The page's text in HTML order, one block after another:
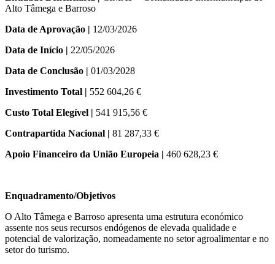
Alto Tâmega e Barroso
Data de Aprovação | 12/03/2026
Data de Início | 22/05/2026
Data de Conclusão | 01/03/2028
Investimento Total | 552 604,26 €
Custo Total Elegível | 541 915,56 €
Contrapartida Nacional | 81 287,33 €
Apoio Financeiro da União Europeia | 460 628,23 €
Enquadramento/Objetivos
O Alto Tâmega e Barroso apresenta uma estrutura económico
assente nos seus recursos endógenos de elevada qualidade e
potencial de valorização, nomeadamente no setor agroalimentar e no
setor do turismo.